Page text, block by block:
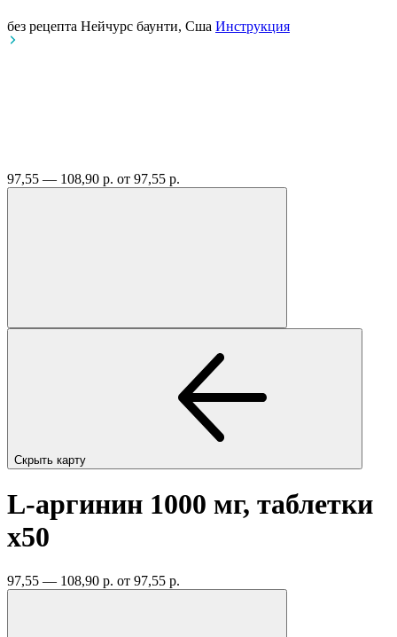
без рецепта Нейчурс баунти, Сша Инструкция
97,55 — 108,90 р. от 97,55 р.
Скрыть карту
L-аргинин 1000 мг, таблетки
x50
97,55 — 108,90 р. от 97,55 р.